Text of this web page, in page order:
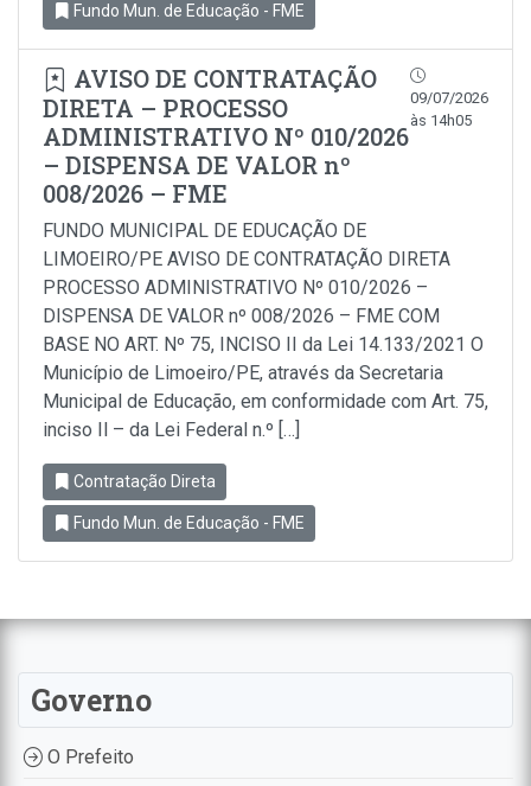
Fundo Mun. de Educação - FME
AVISO DE CONTRATAÇÃO
DIRETA – PROCESSO
ADMINISTRATIVO Nº 010/2026
– DISPENSA DE VALOR nº
008/2026 – FME
09/07/2026
às 14h05
FUNDO MUNICIPAL DE EDUCAÇÃO DE
LIMOEIRO/PE AVISO DE CONTRATAÇÃO DIRETA
PROCESSO ADMINISTRATIVO Nº 010/2026 –
DISPENSA DE VALOR nº 008/2026 – FME COM
BASE NO ART. Nº 75, INCISO II da Lei 14.133/2021 O
Município de Limoeiro/PE, através da Secretaria
Municipal de Educação, em conformidade com Art. 75,
inciso Il – da Lei Federal n.º […]
Contratação Direta
Fundo Mun. de Educação - FME
Governo
O Prefeito